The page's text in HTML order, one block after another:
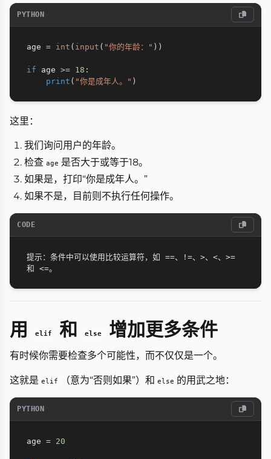
PYTHON
age = int ( input ( "你的年龄：" ) )
if age >= 18 :
print ( "你是成年人。" )
这里：
我们询问用户的年龄。
检查 age 是否大于或等于18。
如果是，打印“你是成年人。”
如果不是，目前则不执行任何操作。
CODE
提示：条件中可以使用比较运算符，如 ==、!=、>、<、>=
用 elif 和 else 增加更多条件
有时候你需要检查多个可能性，而不仅仅是一个。
这就是 elif （意为“否则如果”）和 else 的用武之地：
PYTHON
age = 20